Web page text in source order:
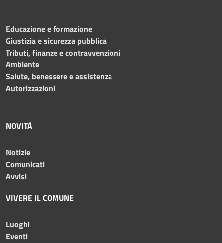
Educazione e formazione
Giustizia e sicurezza pubblica
Tributi, finanze e contravvenzioni
Ambiente
Salute, benessere e assistenza
Autorizzazioni
NOVITÀ
Notizie
Comunicati
Avvisi
VIVERE IL COMUNE
Luoghi
Eventi